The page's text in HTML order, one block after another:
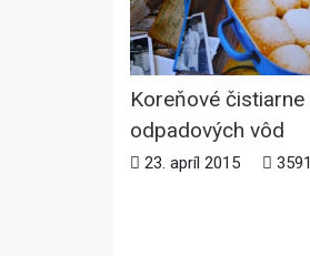
Koreňové čistiarne
odpadových vôd
23. apríl 2015 3591